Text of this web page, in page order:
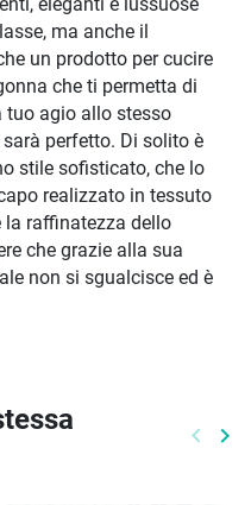
eleganti e lussuose
ma anche il
un prodotto per cucire
che ti permetta di
tuo agio allo stesso
perfetto. Di solito è
stile sofisticato, che lo
realizzato in tessuto
la raffinatezza dello
che grazie alla sua
non si sgualcisce ed è
keyboard_arrow_left keyboard_arrow_right